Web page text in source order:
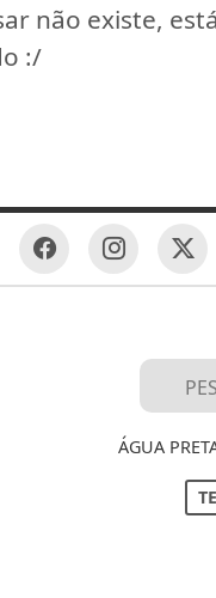
não existe,
:/
ÁGUA